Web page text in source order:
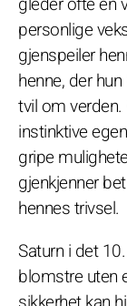
personlige
gjenspeiler
henne, der
tvil om
instinktive
gripe
gjenkjenner
hennes trivsel.
Saturn i det
blomstre uten